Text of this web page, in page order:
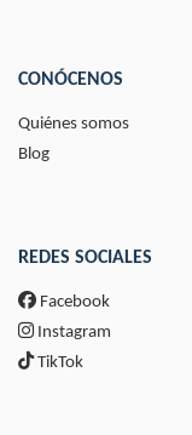
CONÓCENOS
Quiénes somos
Blog
REDES SOCIALES
Facebook
Instagram
TikTok